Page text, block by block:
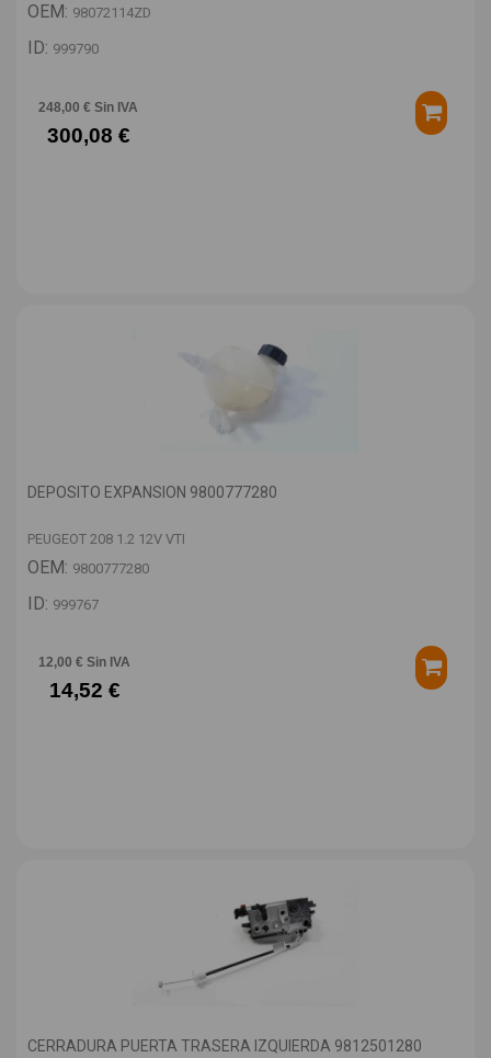
OEM: 98072114ZD
ID: 999790
248,00 € Sin IVA
300,08 €
DEPOSITO EXPANSION 9800777280
PEUGEOT 208 1.2 12V VTI
OEM: 9800777280
ID: 999767
12,00 € Sin IVA
14,52 €
CERRADURA PUERTA TRASERA IZQUIERDA 9812501280